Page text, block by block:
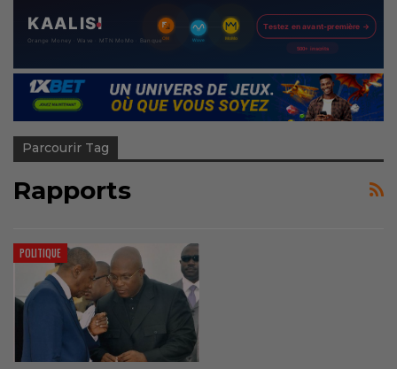
Parcourir Tag
Rapports
POLITIQUE